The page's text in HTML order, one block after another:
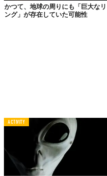
かつて、地球の周りにも「巨大なリ
ング」が存在していた可能性
ACTIVITY